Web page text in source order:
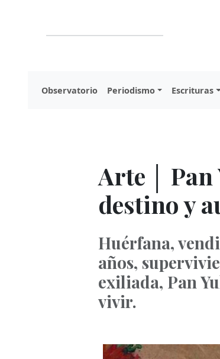
Observatorio Periodismo Escrituras
Arte │
destino y
Huérfana,
años,
exiliada, Pan
vivir.